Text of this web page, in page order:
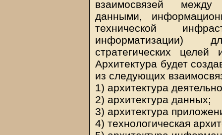
взаимосвязей между
данными,
технической
информатизации)
стратегических целей
Архитектура будет
из следующих
1) архитектура
2) архитектура данных;
3) архитектура
4) технологическая